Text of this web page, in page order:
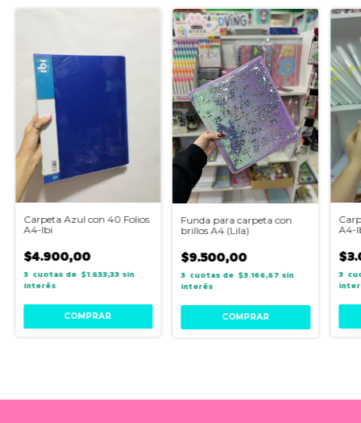
Carpeta Azul con 40 Folios
A4-Ibi
$4.900,00
3 $1.633,33 sin
interés
Funda para carpeta con
brillos A4 (Lila)
$9.500,00
3 $3.166,67 sin
interés
A4-
3